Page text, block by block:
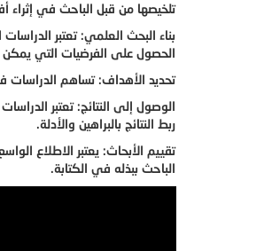
تلخيصها من قبل الباحث في
بناء البحث العلمي: تعتبر
الحصول على الفرضيات التي
تحديد الأهداف: تساهم الدراسات
الوصول إلى النتائج: تعتبر
ربط النتائج بالبراهين والأدلة.
تقييم الأبحاث: يعتبر الاطلاع
الباحث ببذله في الكتابة.